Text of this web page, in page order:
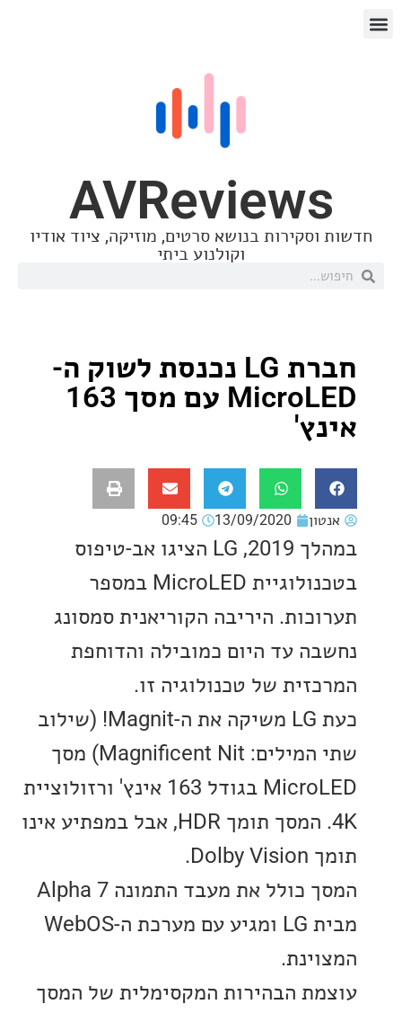
בנושא סרטים, מוזיקה, ציוד אודיו
וקולנוע ביתי
חברת LG נכנסת לשוק ה-
MicroLED עם מסך 163
13/09/2020
09:45
במהלך 2019, LG הציגו אב-טיפוס
בטכנולוגיית MicroLED במספר
היריבה הקוריאנית סמסונג
עד היום כמובילה והדוחפת
של טכנולוגיה זו.
כעת LG משיקה את ה-Magnit! (שילוב
שתי המילים: Magnificent Nit) מסך
MicroLED בגודל 163 אינץ' ורזולוציית
4K. המסך תומך HDR, אבל במפתיע אינו
המסך כולל את מעבד התמונה Alpha 7
מבית LG ומגיע עם מערכת ה-WebOS
הבהירות המקסימלית של המסך